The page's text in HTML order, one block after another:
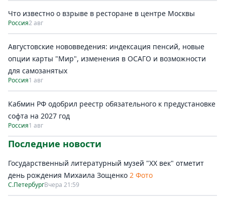
Что известно о взрыве в ресторане в центре Москвы
Россия2 авг
Августовские нововведения: индексация пенсий, новые
опции карты "Мир", изменения в ОСАГО и возможности
для самозанятых
Россия1 авг
Кабмин РФ одобрил реестр обязательного к предустановке
софта на 2027 год
Россия1 авг
Последние новости
Государственный литературный музей "ХХ век" отметит
день рождения Михаила Зощенко 2 Фото
С.ПетербургВчера 21:59